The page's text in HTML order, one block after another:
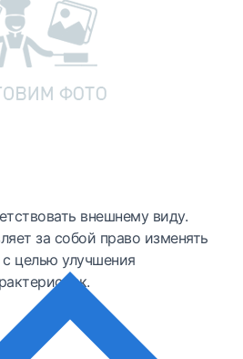
внешнему виду.
за собой право изменять
целью улучшения